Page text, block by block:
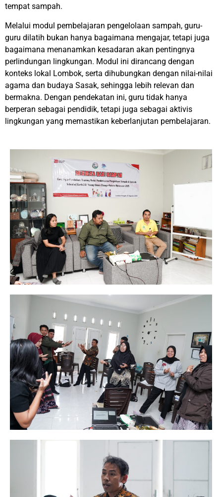
tempat sampah.
Melalui modul pembelajaran pengelolaan sampah, guru-
guru dilatih bukan hanya bagaimana mengajar, tetapi juga
bagaimana menanamkan kesadaran akan pentingnya
perlindungan lingkungan. Modul ini dirancang dengan
konteks lokal Lombok, serta dihubungkan dengan nilai-nilai
agama dan budaya Sasak, sehingga lebih relevan dan
bermakna. Dengan pendekatan ini, guru tidak hanya
berperan sebagai pendidik, tetapi juga sebagai aktivis
lingkungan yang memastikan keberlanjutan pembelajaran.